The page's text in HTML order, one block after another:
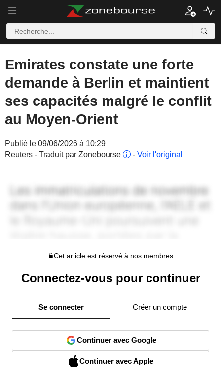
Emirates constate une forte
demande à Berlin et maintient
ses capacités malgré le conflit
au Moyen-Orient
Publié le 09/06/2026 à 10:29
Reuters - Traduit par Zonebourse
- Voir l'original
Cet article est réservé à nos membres
Connectez-vous pour continuer
Se connecter Créer un compte
Continuer avec Google
Continuer avec Apple